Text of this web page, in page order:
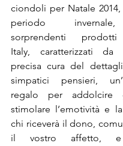
ciondoli per Natale
periodo
sorprendenti
Italy, caratterizzati da
precisa cura del
simpatici pensieri,
regalo per
stimolare l’emotività e
chi riceverà il dono,
il vostro affetto,